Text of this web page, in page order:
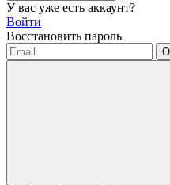
У вас уже есть аккаунт?
Войти
Восстановить пароль